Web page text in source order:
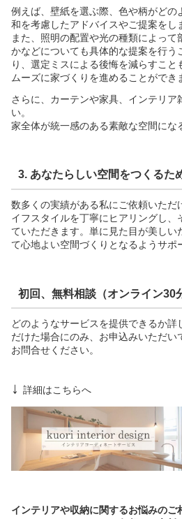
例えば、壁紙を選ぶ際、色や柄がどの
和を考慮したアドバイスやご提案をし
また、照明の配置や光の種類によって
かなどについても具体的な提案を行う
り、選定ミスによる後悔を減らすこと
ムーズに家づくりを進めることができ
さらに、カーテンや家具、インテリア
い。
家全体が統一感のある素敵な空間にな
3. あなたらしい空間をつくるた
数多くの実績がある私にご依頼いただ
イフスタイルを丁寧にヒアリングし、
ていただきます。単に見た目が美しい
て心地よい空間づくりとなるようサポ
初回、無料相談（オンライン30
どのようなサービスを提供できるか詳
だけた場合にのみ、お申込みいただい
お問合せください。
↓ 詳細はこちらへ
インテリアや収納に関するお悩みの